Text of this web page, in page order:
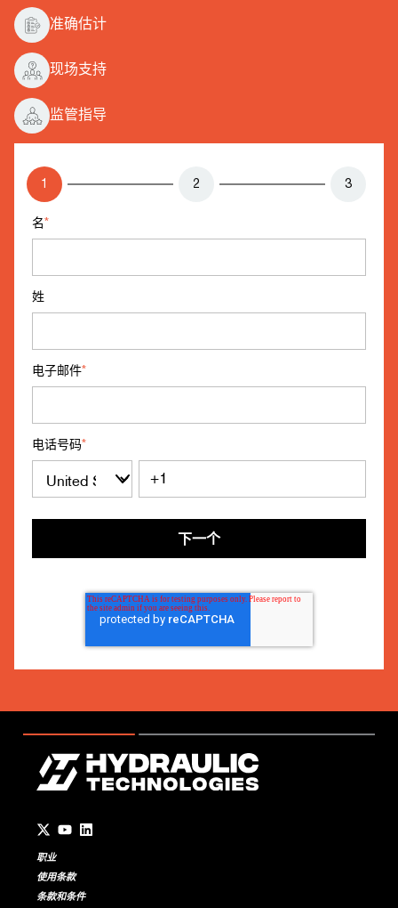
准确估计
现场支持
监管指导
1 2 3
名*
姓
电子邮件*
电话号码*
下一个
Go to Twitter page.
Go to YouTube page.
Go to LinkedIn page.
职业
使用条款
条款和条件